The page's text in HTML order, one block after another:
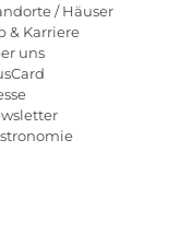
/ Häuser
& Karriere
uns